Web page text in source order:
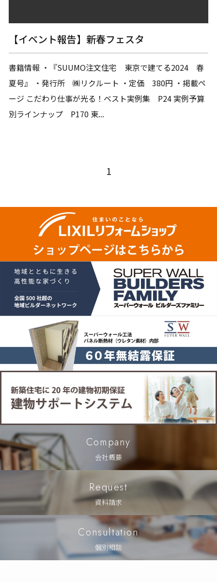
【イベント報告】新春フェスタ
書籍情報 ・『SUUMO注文住宅 東京で建てる2024 春
夏号』 ・発行所 ㈱リクルート ・定価 380円 ・掲載ペ
ージ こだわり仕事が光る！ベスト実例集 P24 実例予算
別ラインナップ P170 東...
1
Company
会社概要
Request
資料請求
Consultation
個別相談